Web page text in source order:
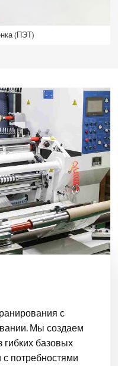
(ПЭТ)
с
Мы создаем
гибких базовых
с потребностями